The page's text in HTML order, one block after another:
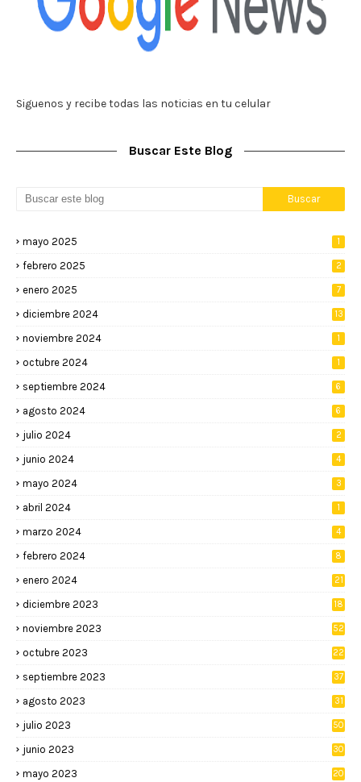
Siguenos y recibe todas las noticias en tu celular
Buscar Este Blog
mayo 2025 1
febrero 2025 2
enero 2025 7
diciembre 2024 13
noviembre 2024 1
octubre 2024 1
septiembre 2024 6
agosto 2024 6
julio 2024 2
junio 2024 4
mayo 2024 3
abril 2024 1
marzo 2024 4
febrero 2024 8
enero 2024 21
diciembre 2023 18
noviembre 2023 52
octubre 2023 22
septiembre 2023 37
agosto 2023 31
julio 2023 50
junio 2023 30
mayo 2023 20